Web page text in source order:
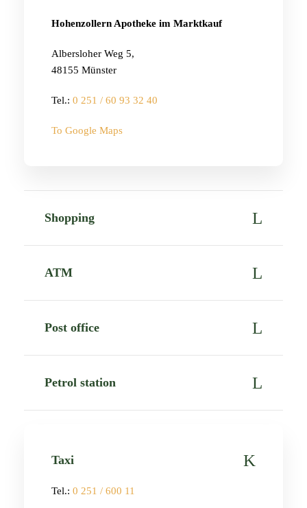
Hohenzollern Apotheke im Marktkauf
Albersloher Weg 5,
48155 Münster
Tel.: 0 251 / 60 93 32 40
To Google Maps
Shopping
ATM
Post office
Petrol station
Taxi
Tel.: 0 251 / 600 11